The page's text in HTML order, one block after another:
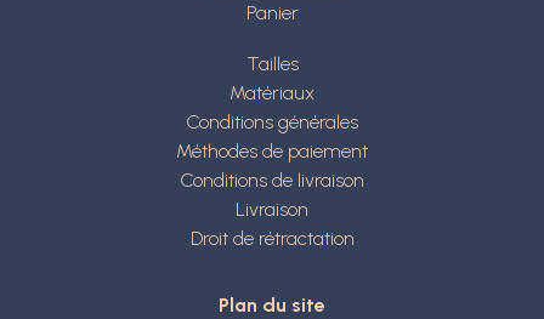
Panier
Tailles
Matériaux
Conditions générales
Méthodes de paiement
Conditions de livraison
Livraison
Droit de rétractation
Plan du site